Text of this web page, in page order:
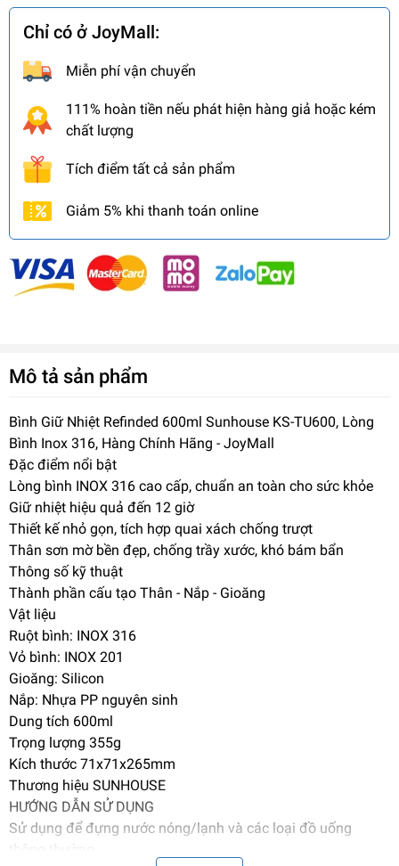
Chỉ có ở JoyMall:
Miễn phí vận chuyển
111% hoàn tiền nếu phát hiện hàng giả hoặc kém
chất lượng
Tích điểm tất cả sản phẩm
Giảm 5% khi thanh toán online
Mô tả sản phẩm
Bình Giữ Nhiệt Refinded 600ml Sunhouse KS-TU600, Lòng
Bình Inox 316, Hàng Chính Hãng - JoyMall
Đặc điểm nổi bật
Lòng bình INOX 316 cao cấp, chuẩn an toàn cho sức khỏe
Giữ nhiệt hiệu quả đến 12 giờ
Thiết kế nhỏ gọn, tích hợp quai xách chống trượt
Thân sơn mờ bền đẹp, chống trầy xước, khó bám bẩn
Thông số kỹ thuật
Thành phần cấu tạo Thân - Nắp - Gioăng
Vật liệu
Ruột bình: INOX 316
Vỏ bình: INOX 201
Gioăng: Silicon
Nắp: Nhựa PP nguyên sinh
Dung tích 600ml
Trọng lượng 355g
Kích thước 71x71x265mm
Thương hiệu SUNHOUSE
HƯỚNG DẪN SỬ DỤNG
Sử dụng để đựng nước nóng/lạnh và các loại đồ uống
thông thường.